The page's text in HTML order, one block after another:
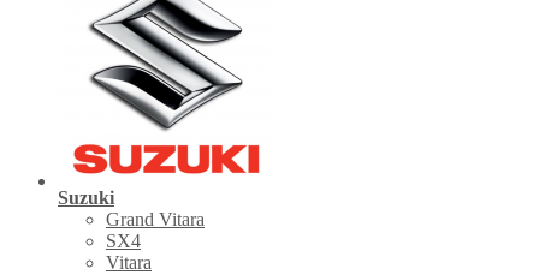
Suzuki
Grand Vitara
SX4
Vitara